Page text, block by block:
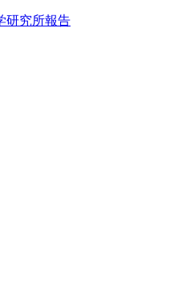
研究所報告